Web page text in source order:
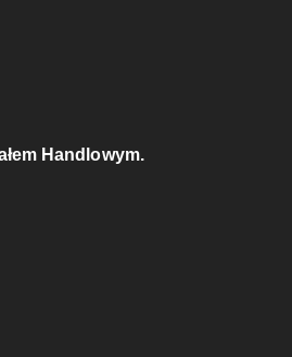
Handlowym.